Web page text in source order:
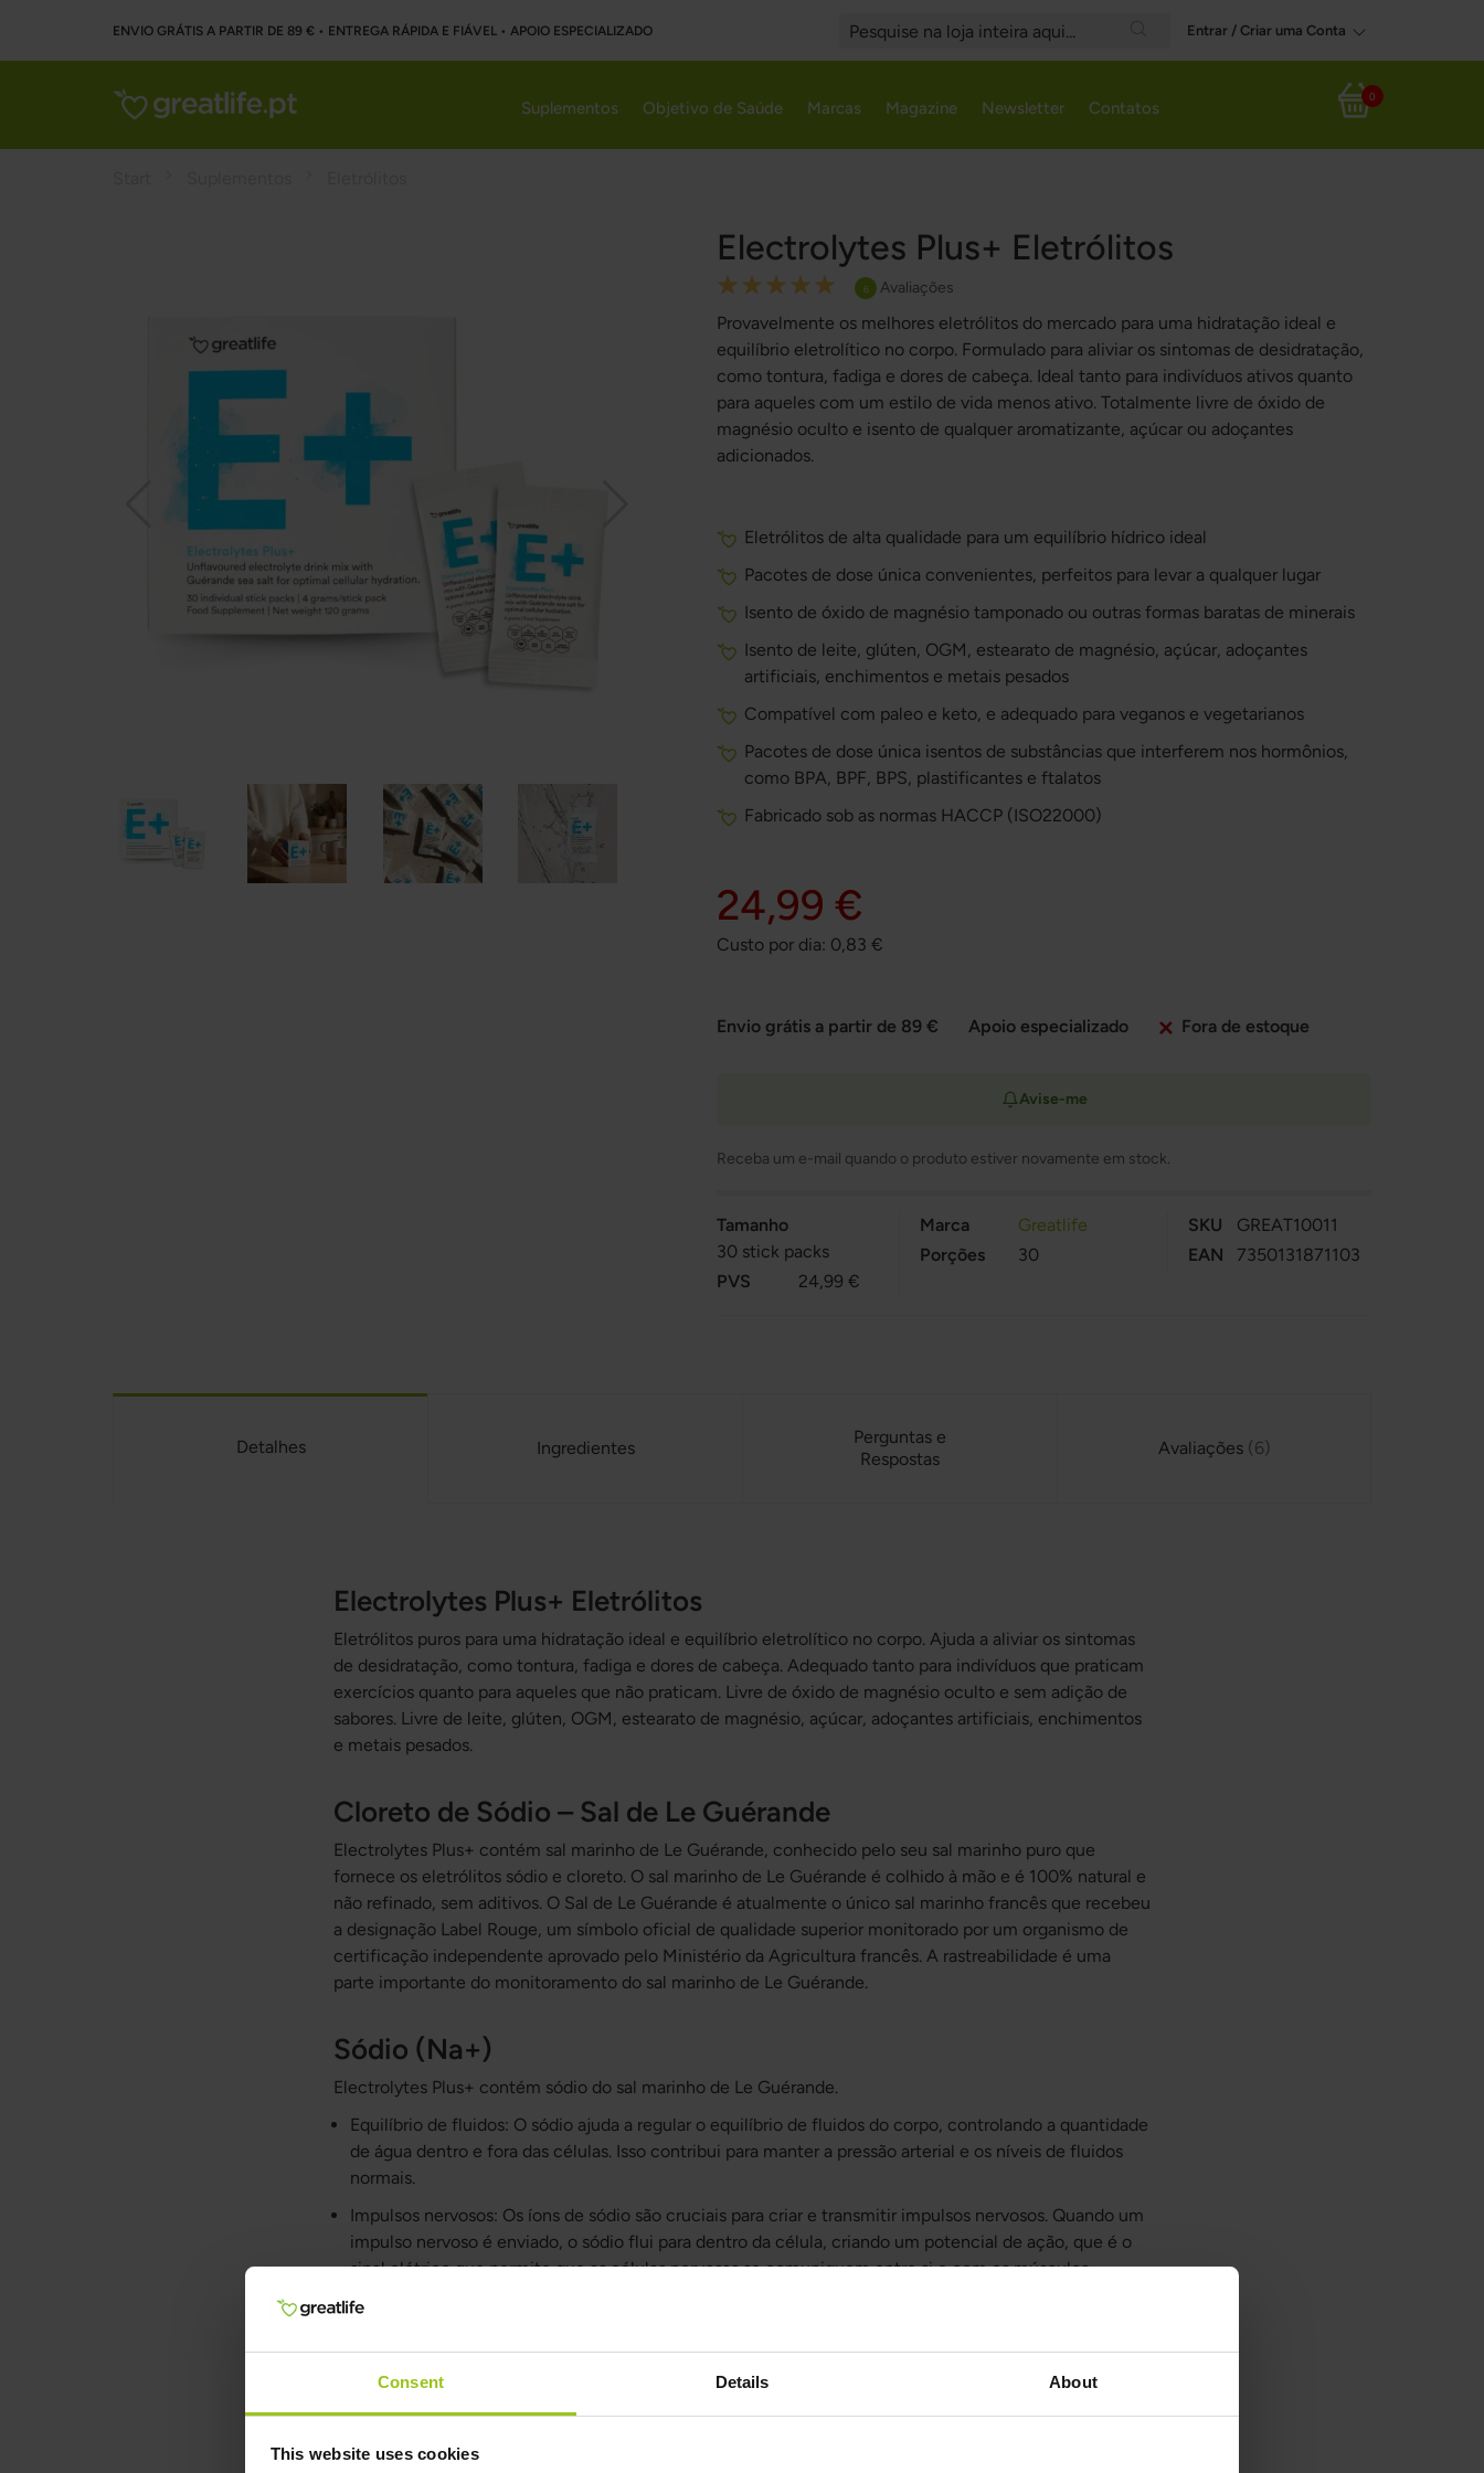
Consent Details About
This website uses cookies
ENVIO GRÁTIS A PARTIR DE 89 € • ENTREGA RÁPIDA E FIÁVEL • APOIO ESPECIALIZADO
Search
Entrar / Criar uma Conta
Meu Carrinho
0
Suplementos Objetivo de Saúde Marcas Magazine Newsletter Contatos
Electrolytes Plus+ Eletrólitos
Rating:
100
% of 100
6 Avaliações
Provavelmente os melhores eletrólitos do mercado para uma hidratação ideal e
equilíbrio eletrolítico no corpo. Formulado para aliviar os sintomas de desidratação,
como tontura, fadiga e dores de cabeça. Ideal tanto para indivíduos ativos quanto
para aqueles com um estilo de vida menos ativo. Totalmente livre de óxido de
magnésio oculto e isento de qualquer aromatizante, açúcar ou adoçantes
adicionados.
Eletrólitos de alta qualidade para um equilíbrio hídrico ideal
Pacotes de dose única convenientes, perfeitos para levar a qualquer lugar
Isento de óxido de magnésio tamponado ou outras formas baratas de minerais
Isento de leite, glúten, OGM, estearato de magnésio, açúcar, adoçantes
artificiais, enchimentos e metais pesados
Compatível com paleo e keto, e adequado para veganos e vegetarianos
Pacotes de dose única isentos de substâncias que interferem nos hormônios,
como BPA, BPF, BPS, plastificantes e ftalatos
Fabricado sob as normas HACCP (ISO22000)
24,99 €
Custo por dia: 0,83€
Envio grátis a partir de 89 € Apoio especializado Fora de estoque
Avise-me
Receba um e-mail quando o produto estiver novamente em stock.
Tamanho
30 stick packs
PVS
24,99 €
Marca
Greatlife
Porções
30
SKU
GREAT10011
EAN
7350131871103
Detalhes
Electrolytes Plus+ Eletrólitos
Eletrólitos puros para uma hidratação ideal e equilíbrio eletrolítico no corpo. Ajuda a aliviar os sintomas
de desidratação, como tontura, fadiga e dores de cabeça. Adequado tanto para indivíduos que praticam
exercícios quanto para aqueles que não praticam. Livre de óxido de magnésio oculto e sem adição de
sabores. Livre de leite, glúten, OGM, estearato de magnésio, açúcar, adoçantes artificiais, enchimentos
e metais pesados.
Cloreto de Sódio – Sal de Le Guérande
Electrolytes Plus+ contém sal marinho de Le Guérande, conhecido pelo seu sal marinho puro que
fornece os eletrólitos sódio e cloreto. O sal marinho de Le Guérande é colhido à mão e é 100% natural e
não refinado, sem aditivos. O Sal de Le Guérande é atualmente o único sal marinho francês que recebeu
a designação Label Rouge, um símbolo oficial de qualidade superior monitorado por um organismo de
certificação independente aprovado pelo Ministério da Agricultura francês. A rastreabilidade é uma
parte importante do monitoramento do sal marinho de Le Guérande.
Sódio (Na+)
Electrolytes Plus+ contém sódio do sal marinho de Le Guérande.
Equilíbrio de fluidos: O sódio ajuda a regular o equilíbrio de fluidos do corpo, controlando a quantidade
de água dentro e fora das células. Isso contribui para manter a pressão arterial e os níveis de fluidos
normais.
Impulsos nervosos: Os íons de sódio são cruciais para criar e transmitir impulsos nervosos. Quando um
impulso nervoso é enviado, o sódio flui para dentro da célula, criando um potencial de ação, que é o
sinal elétrico que permite que as células nervosas se comuniquem entre si e com os músculos.
Contração muscular: O sódio também é necessário para que os músculos funcionem adequadamente.
estão envolvidos na criação do sinal elétrico que desencadeia o movimento muscular.
Cloreto (Cl-)
Electrolytes Plus+ contém cloreto do sal marinho de Le Guérande.
Ingredientes
Perguntas e
Respostas
Avaliações 6